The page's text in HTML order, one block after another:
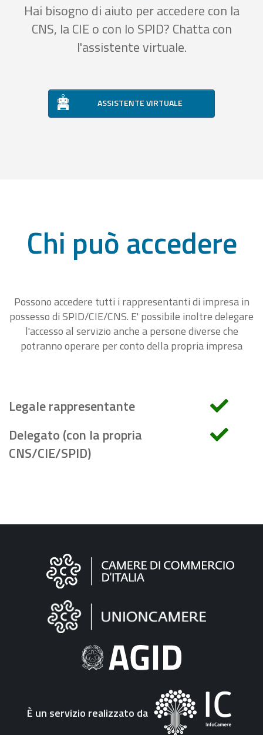
Hai bisogno di aiuto per accedere con la
CNS, la CIE o con lo SPID? Chatta con
l'assistente virtuale.
ASSISTENTE VIRTUALE
Chi può accedere
Possono accedere tutti i rappresentanti di impresa in
possesso di SPID/CIE/CNS. E' possibile inoltre delegare
l'accesso al servizio anche a persone diverse che
potranno operare per conto della propria impresa
Legale rappresentante
Delegato (con la propria
CNS/CIE/SPID)
Informazioni
"Fattura
Elettronica"
È un servizio realizzato da